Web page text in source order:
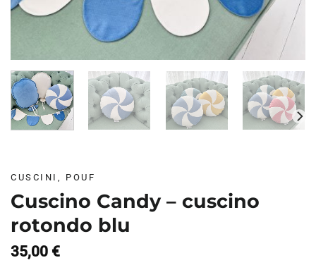
CUSCINI, POUF
Cuscino Candy – cuscino
rotondo blu
35,00 €